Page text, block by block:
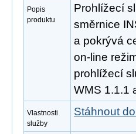
Popis
produktu
Prohlížecí
směrnice
a pokrývá
on-line
prohlížecí
WMS 1.1.1
Vlastnosti
služby
Stáhnout